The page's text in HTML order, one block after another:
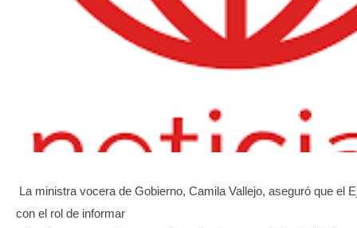
La ministra vocera de Gobierno, Camila Vallejo, aseguró que el
con el rol de informar